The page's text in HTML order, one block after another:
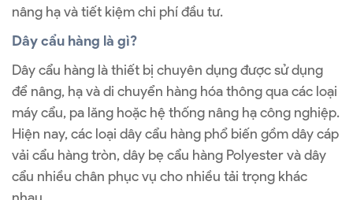
nâng hạ và tiết kiệm chi phí đầu tư.
Dây cẩu hàng là gì?
Dây cẩu hàng là thiết bị chuyên dụng được sử dụng
để nâng, hạ và di chuyển hàng hóa thông qua các loại
máy cẩu, pa lăng hoặc hệ thống nâng hạ công nghiệp.
Hiện nay, các loại dây cẩu hàng phổ biến gồm dây cáp
vải cẩu hàng tròn, dây bẹ cẩu hàng Polyester và dây
cẩu nhiều chân phục vụ cho nhiều tải trọng khác